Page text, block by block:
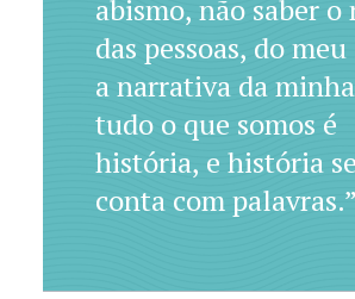
abismo, não saber o
das pessoas, do
a narrativa da
tudo o que somos é
história, e história se
conta com palavras.”